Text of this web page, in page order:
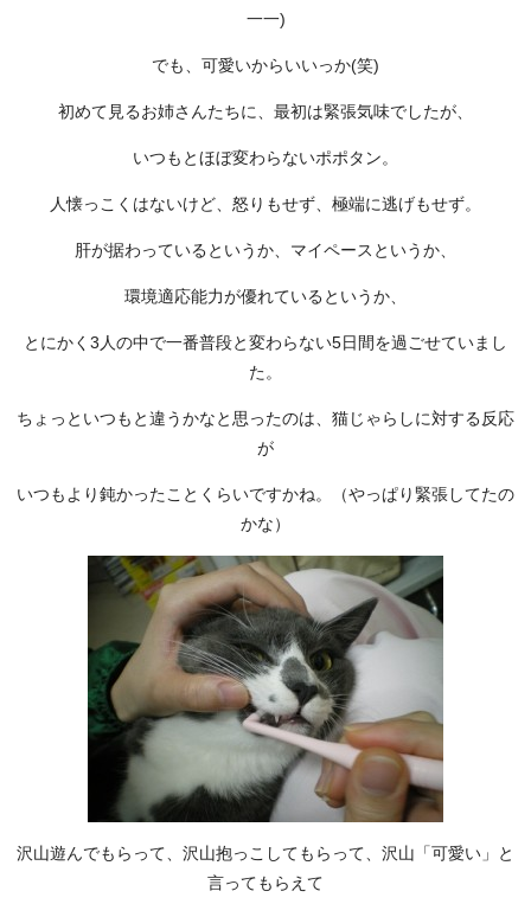
一一)
でも、可愛いからいいっか(笑)
初めて見るお姉さんたちに、最初は緊張気味でしたが、
いつもとほぼ変わらないポポタン。
人懐っこくはないけど、怒りもせず、極端に逃げもせず。
肝が据わっているというか、マイペースというか、
環境適応能力が優れているというか、
とにかく3人の中で一番普段と変わらない5日間を過ごせていまし
た。
ちょっといつもと違うかなと思ったのは、猫じゃらしに対する反応
が
いつもより鈍かったことくらいですかね。（やっぱり緊張してたの
かな）
沢山遊んでもらって、沢山抱っこしてもらって、沢山「可愛い」と
言ってもらえて